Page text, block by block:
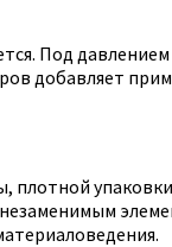
Под
добавляет
плотной